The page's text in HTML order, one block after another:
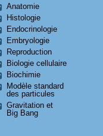
Anatomie
Histologie
Endocrinologie
Embryologie
Reproduction
Biologie cellulaire
Biochimie
Modèle standard
des particules
Gravitation et
Big Bang